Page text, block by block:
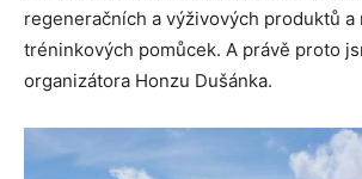
regeneračních a výživových produktů a
tréninkových pomůcek. A právě proto
organizátora Honzu Dušánka.